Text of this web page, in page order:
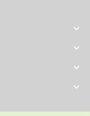



